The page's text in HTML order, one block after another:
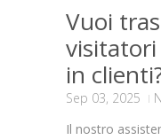
Vuoi
in
Sep 03, 2025
Il nostro